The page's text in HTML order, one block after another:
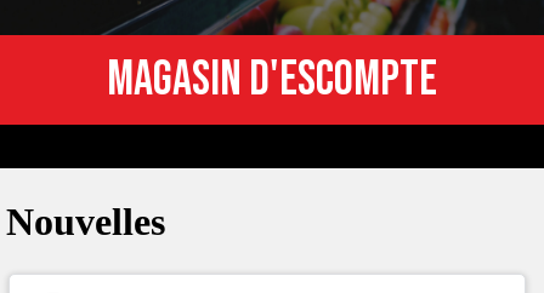
MAGASIN D'ESCOMPTE
Nouvelles